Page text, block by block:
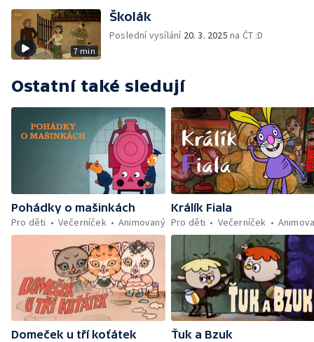
7 min
Školák
Poslední vysílání 20. 3. 2025 na ČT :D
Ostatní také sledují
Pohádky o mašinkách
Pro děti
Večerníček Animovaný
Králík Fiala
Pro děti
Večerníček
Domeček u tří koťátek
Ťuk a Bzuk